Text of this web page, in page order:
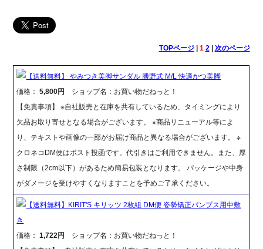
TOPページ| 1 2| 次のページ
【送料無料】 やみつき美脚サンダル 勝野式 M/L 快適かつ美脚
価格：5,800円
ショップ名：お買い物だねっと！
【免責事項】 ※自社販売と在庫を共有しているため、タイミングにより
欠品お取り寄せとなる場合がございます。 ※商品リニューアル等によ
り、テキストや画像の一部がお届け商品と異なる場合がございます。 ※
クロネコDM便はポスト投函です。代引きはご利用できません。また、厚
さ制限（2cm以下）があるため簡易包装となります。 パッケージや中身
がダメージを受けやすくなりますことを予めご了承ください。
【送料無料】KIRIT'S キリッツ 2枚組 DM便 姿勢矯正パンプス用中敷
き
価格：1,722円
ショップ名：お買い物だねっと！